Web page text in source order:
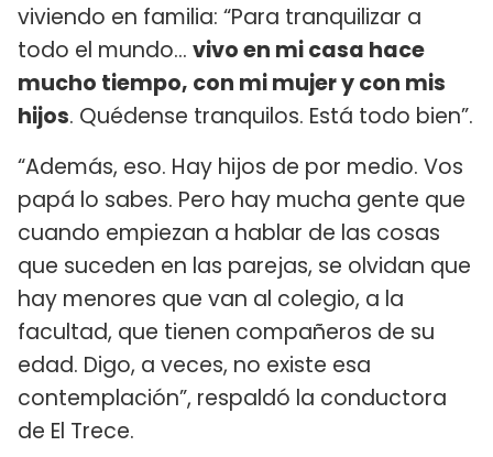
viviendo en familia: “Para tranquilizar a
todo el mundo... vivo en mi casa hace
mucho tiempo, con mi mujer y con mis
hijos. Quédense tranquilos. Está todo bien”.
“Además, eso. Hay hijos de por medio. Vos
papá lo sabes. Pero hay mucha gente que
cuando empiezan a hablar de las cosas
que suceden en las parejas, se olvidan que
hay menores que van al colegio, a la
facultad, que tienen compañeros de su
edad. Digo, a veces, no existe esa
contemplación”, respaldó la conductora
de El Trece.